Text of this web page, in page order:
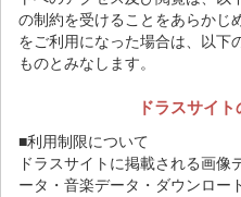
の制約を受けることをあらかじ
をご利用になった場合は、以下
ものとみなします。
ドラスサイ
■利用制限について
ドラスサイトに掲載される画
ータ・音楽データ・ダウンロー